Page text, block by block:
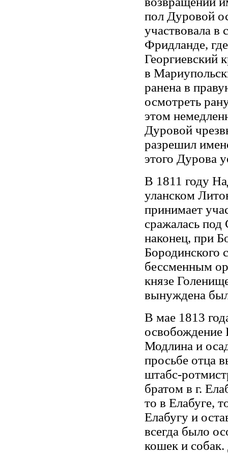
пол Дуровой
участвовала в
Фридланде,
Георгиевский
в
ранена в
осмотреть
этом
Дуровой
разрешил
этого Дурова
В 1811 году
уланском
принимает
сражалась
наконец, при
Бородинского
бессменным
князе
вынуждена
В мае 1813
освобождение
Модлина и
просьбе отца
штабс-
братом в г.
то в Елабуге,
Елабугу и
всегда было
кошек и